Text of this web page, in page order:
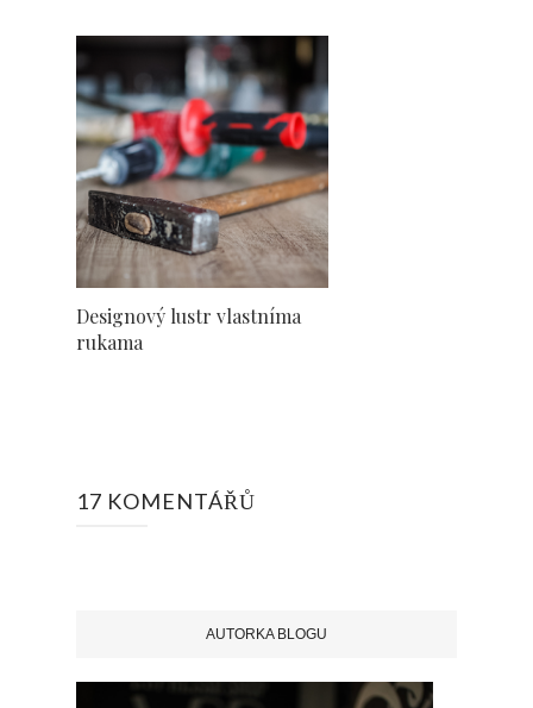
Designový lustr vlastníma
rukama
17 KOMENTÁŘŮ
AUTORKA BLOGU